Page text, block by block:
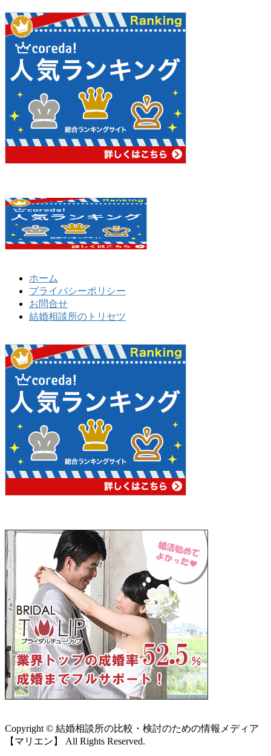
ホーム
プライバシーポリシー
お問合せ
結婚相談所のトリセツ
Copyright © 結婚相談所の比較・検討のための情報メディア
【マリエン】 All Rights Reserved.